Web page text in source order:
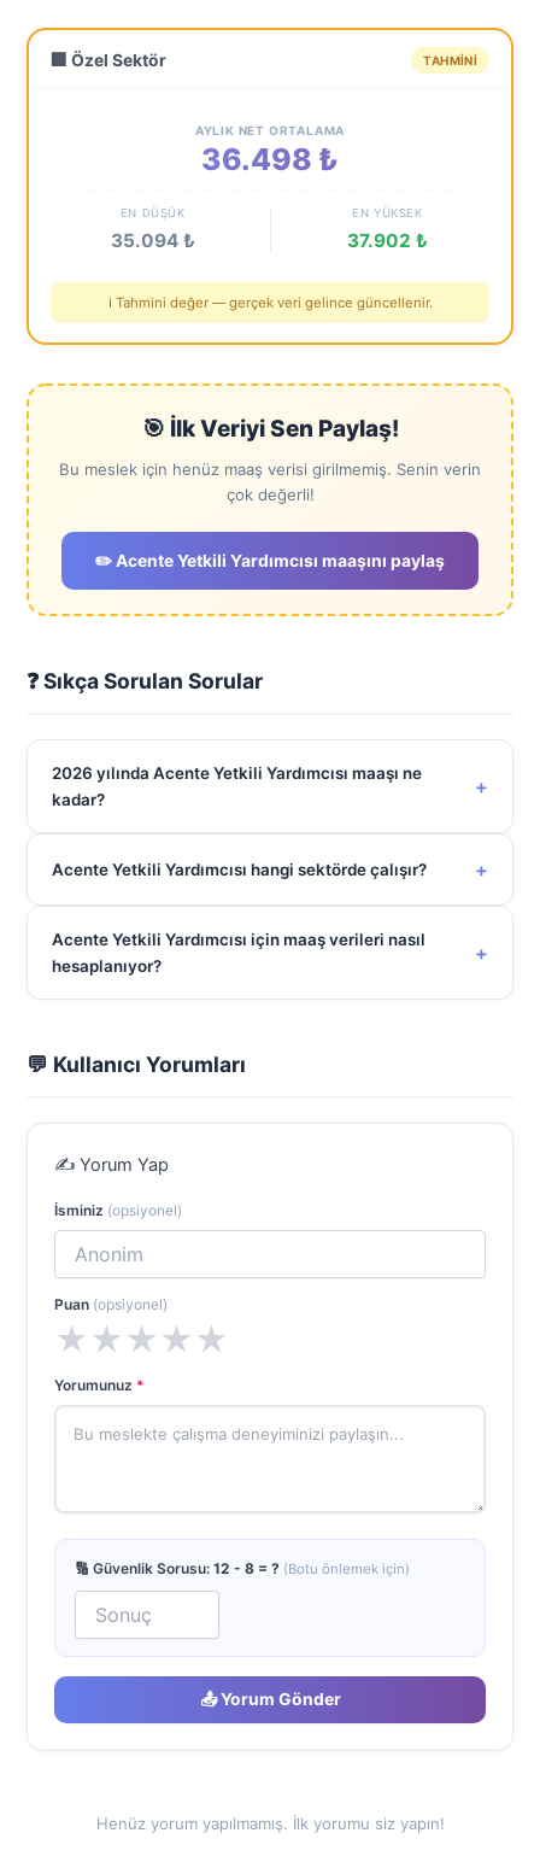
🏢 Özel Sektör TAHMINI
AYLIK NET ORTALAMA
36.498 ₺
EN DÜŞÜK
35.094 ₺
EN YÜKSEK
37.902 ₺
ℹ️ Tahmini değer — gerçek veri gelince güncellenir.
🎯 İlk Veriyi Sen Paylaş!
Bu meslek için henüz maaş verisi girilmemiş. Senin verin
çok değerli!
✏️ Acente Yetkili Yardımcısı maaşını paylaş
❓ Sıkça Sorulan Sorular
2026 yılında Acente Yetkili Yardımcısı maaşı ne
kadar?
+
Acente Yetkili Yardımcısı hangi sektörde çalışır? +
Acente Yetkili Yardımcısı için maaş verileri nasıl
hesaplanıyor?
+
💬 Kullanıcı Yorumları
✍️ Yorum Yap
İsminiz (opsiyonel)
Puan (opsiyonel)
★★★★★
Yorumunuz *
🔢 Güvenlik Sorusu: 12 - 8 = ? (Botu önlemek için)
📤 Yorum Gönder
Henüz yorum yapılmamış. İlk yorumu siz yapın!